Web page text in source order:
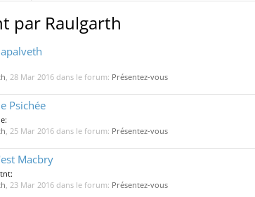
par Raulgarth
, 28 Mar 2016 dans le forum: Présentez-vous
Psichée
, 25 Mar 2016 dans le forum: Présentez-vous
Macbry
, 23 Mar 2016 dans le forum: Présentez-vous